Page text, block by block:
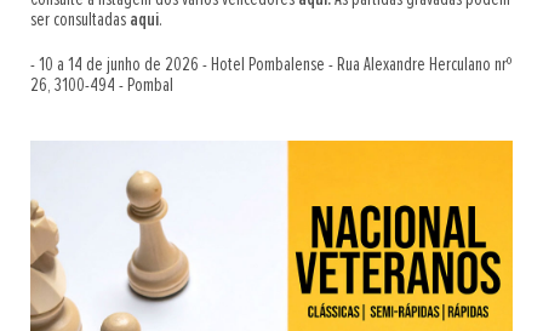
ser consultadas aqui.
- 10 a 14 de junho de 2026 - Hotel Pombalense - Rua Alexandre Herculano nrº
26, 3100-494 - Pombal